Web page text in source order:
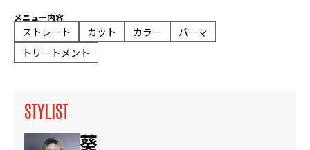
メニュー内容
ストレート カット カラー
パーマ
トリートメント
STYLIST
葵